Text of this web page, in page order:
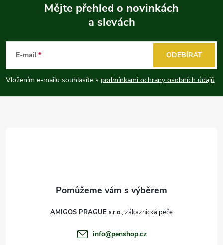
p
a
Mějte přehled o novinkách
a slevách
E-mail
Vložením e-mailu souhlasíte s podmínkami ochrany osobních údajů
ODEBÍRAT
AMIGOS PRAGUE s.r.o.
info@penshop.cz